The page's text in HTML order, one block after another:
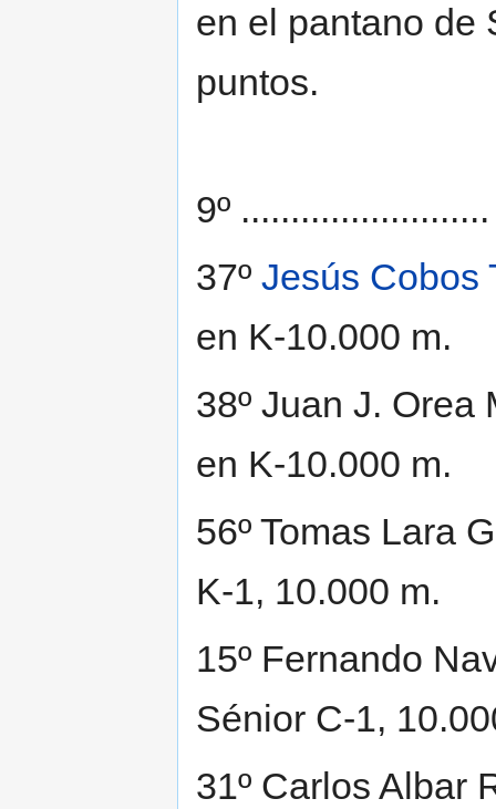
en el pantano de
puntos.
9º
37º Jesús Cobos
en K-10.000 m.
38º Juan J. Orea
en K-10.000 m.
56º Tomas Lara
K-1, 10.000 m.
15º Fernando
Sénior C-1,
31º Carlos Albar